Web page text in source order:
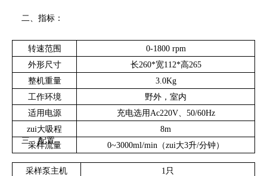
二、指标：
转速范围
0-1800 rpm
外形尺寸
长260*宽112*高265
整机重量
3.0Kg
工作环境
野外，室内
适用电源
充电选用Ac220V、50/60Hz
zui大吸程
8m
采样流量
0~3000ml/min（zui大3升/分钟）
三、配置
采样泵主机
1只